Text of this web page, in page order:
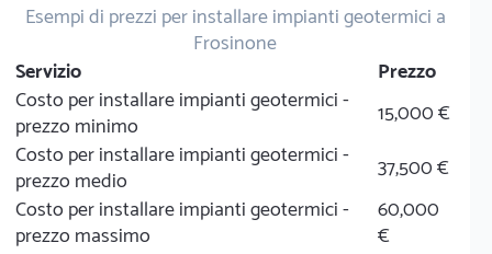
Esempi di prezzi per installare impianti geotermici a
Frosinone
Servizio
Prezzo
Costo per installare impianti geotermici -
prezzo minimo
15,000 €
Costo per installare impianti geotermici -
prezzo medio
37,500 €
Costo per installare impianti geotermici -
prezzo massimo
60,000
€